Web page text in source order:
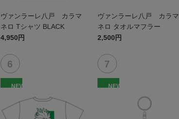
ヴァンラーレ八戸 カラマ
ネロ Tシャツ BLACK
4,950円
ヴァンラーレ八戸 カラマ
ネロ タオルマフラー
2,500円
NEW NEW